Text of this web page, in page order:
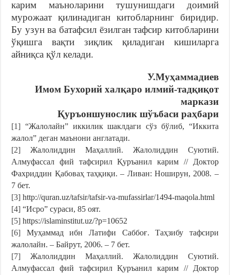
карим маъноларини тушунишдаги доимий
мурожаат қилинадиган китобларнинг биридир.
Бу узун ва батафсил ёзилган тафсир китобларини
ўқишга вақти зиқлик қиладиган кишиларга
айниқса қўл келади.
У.Муҳаммадиев
Имом Бухорий халқаро илмий-тадқиқот
маркази
Қуръоншунослик шўъбаси раҳбари
[1] “Жалолайн” иккилик шаклдаги сўз бўлиб, “Иккита
жалол” деган маънони англатади.
[2] Жалолиддин Маҳаллий. Жалолиддин Суютий.
Алмуфассал фий тафсирил Қуръанил карим // Доктор
Фахриддин Қабоваҳ таҳқиқи. – Ливан: Ноширун, 2008. –
7 бет.
[3] http://quran.uz/tafsir/tafsir-va-mufassirlar/1494-maqola.html
[4] “Исро” сураси, 85 оят.
[5] https://islaminstitut.uz/?p=10652
[6] Муҳаммад ибн Латифи Саббоғ. Таҳзибу тафсири
жалолайн. – Байрут, 2006. – 7 бет.
[7] Жалолиддин Маҳаллий. Жалолиддин Суютий.
Алмуфассал фий тафсирил Қуръанил карим // Доктор